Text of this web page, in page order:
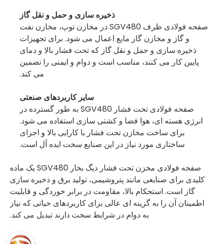
ذخیره سازی و حمل و نقل گاز
صفحه فولادی ظرف SGV480 در مخازن توپ، مخازن نفت
و گاز و مخازن گاز مایع اعمال می شود. برای تجهیزات
ذخیره سازی و حمل و نقل گاز که تحت فشار بالا و دمای
پایین کار می کنند، مناسب است و دوام و ایمنی را تضمین
می کند.
سایر کاربردهای صنعتی
صفحه فولادی تحت فشار SGV480 به طور گسترده در
انرژی هسته ای، هوا فضا و کشتی سازی استفاده می شود.
برای ساخت مخازن تحت فشار با کارایی بالا و اجزای
ساختاری مورد نیاز در این صنایع سخت ایده آل است.
صفحه فولادی مخزن تحت فشار دیگ بخار SGV480 یک ماده
کلیدی برای صنایعی مانند پتروشیمی، تولید برق و ذخیره سازی
گاز است. استحکام بالا، مقاومت در برابر خوردگی و قابلیت
اطمینان آن را به گزینه ای عالی برای کاربردهای حیاتی که نیاز
به دوام در شرایط سخت دارند تبدیل می کند.